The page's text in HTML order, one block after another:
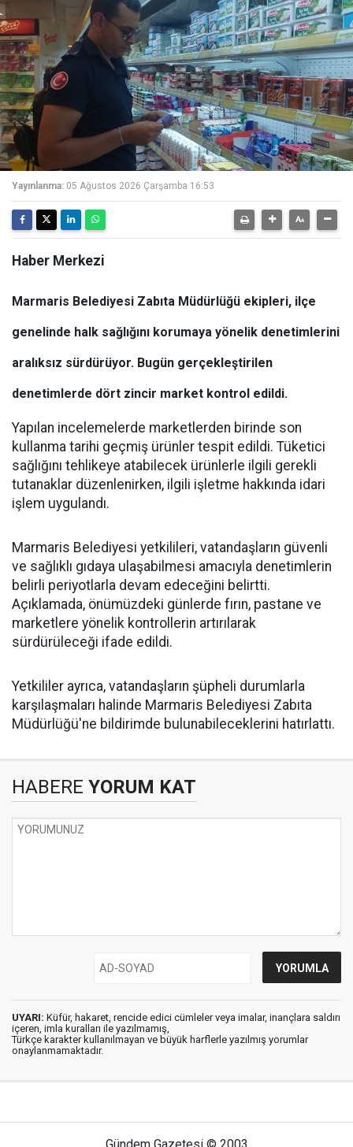
Yayınlanma: 05 Ağustos 2026 Çarşamba 16:53
Haber Merkezi
Marmaris Belediyesi Zabıta Müdürlüğü ekipleri, ilçe
genelinde halk sağlığını korumaya yönelik denetimlerini
aralıksız sürdürüyor. Bugün gerçekleştirilen
denetimlerde dört zincir market kontrol edildi.
Yapılan incelemelerde marketlerden birinde son
kullanma tarihi geçmiş ürünler tespit edildi. Tüketici
sağlığını tehlikeye atabilecek ürünlerle ilgili gerekli
tutanaklar düzenlenirken, ilgili işletme hakkında idari
işlem uygulandı.
Marmaris Belediyesi yetkilileri, vatandaşların güvenli
ve sağlıklı gıdaya ulaşabilmesi amacıyla denetimlerin
belirli periyotlarla devam edeceğini belirtti.
Açıklamada, önümüzdeki günlerde fırın, pastane ve
marketlere yönelik kontrollerin artırılarak
sürdürüleceği ifade edildi.
Yetkililer ayrıca, vatandaşların şüpheli durumlarla
karşılaşmaları halinde Marmaris Belediyesi Zabıta
Müdürlüğü'ne bildirimde bulunabileceklerini hatırlattı.
HABERE YORUM KAT
UYARI: Küfür, hakaret, rencide edici cümleler veya imalar, inançlara saldırı
içeren, imla kuralları ile yazılmamış,
Türkçe karakter kullanılmayan ve büyük harflerle yazılmış yorumlar
onaylanmamaktadır.